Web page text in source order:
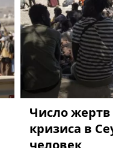
Число
кризиса в
человек